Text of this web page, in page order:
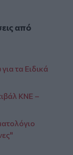
από
τα Ειδικά
ΚΝΕ –